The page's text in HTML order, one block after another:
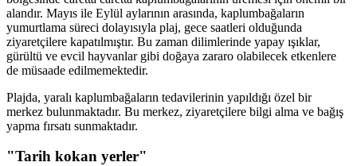
alandır. Mayıs ile Eylül aylarının arasında, kaplumbağaların
yumurtlama süreci dolayısıyla plaj, gece saatleri olduğunda
ziyaretçilere kapatılmıştır. Bu zaman dilimlerinde yapay ışıklar,
gürültü ve evcil hayvanlar gibi doğaya zararo olabilecek etkenlere
de müsaade edilmemektedir.
Plajda, yaralı kaplumbağaların tedavilerinin yapıldığı özel bir
merkez bulunmaktadır. Bu merkez, ziyaretçilere bilgi alma ve bağış
yapma fırsatı sunmaktadır.
"Tarih kokan yerler"